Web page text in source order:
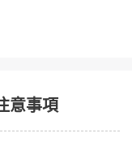
意事項